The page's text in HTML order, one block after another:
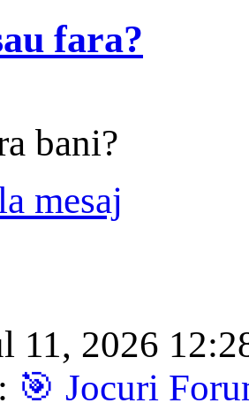
fara?
bani?
mesaj
11, 2026
🎯 Jocuri